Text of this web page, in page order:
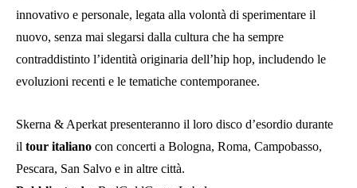
innovativo e personale, legata alla volontà di sperimentare il
nuovo, senza mai slegarsi dalla cultura che ha sempre
contraddistinto l’identità originaria dell’hip hop, includendo le
evoluzioni recenti e le tematiche contemporanee.
Skerna & Aperkat presenteranno il loro disco d’esordio durante
il tour italiano con concerti a Bologna, Roma, Campobasso,
Pescara, San Salvo e in altre città.